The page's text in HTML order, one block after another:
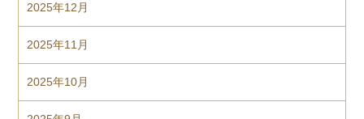
2025年12月
2025年11月
2025年10月